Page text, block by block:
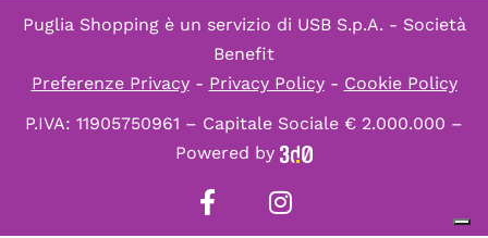
Puglia Shopping è un servizio di USB S.p.A. - Società
Benefit
Preferenze Privacy- Privacy Policy- Cookie Policy
P.IVA: 11905750961 – Capitale Sociale € 2.000.000 –
Powered by